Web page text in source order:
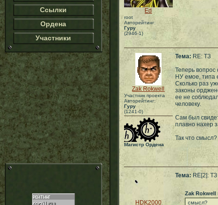
Ссылки
Ордена
Участники
Ed
root
Авторейтинг:
Гуру
(2946-1)
Zak Rokwell
Участник проекта
Авторейтинг:
Гуру
(1241-0)
Магистр Ордена
Тема: RE: ТЗ
Теперь вопрос
НУ емое, типа
Сколько раз
законы
ее не
человеку.
Сам был
плавно нахер
Так что смысл?
HDK2000
Тема: RE[2]: ТЗ
Zak Rokwell
смысл?